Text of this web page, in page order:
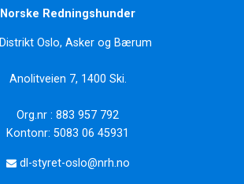
Norske Redningshunder
Distrikt Oslo, Asker og Bærum
Anolitveien 7, 1400 Ski.
Org.nr : 883 957 792
Kontonr: 5083 06 45931
dl-styret-oslo@nrh.no